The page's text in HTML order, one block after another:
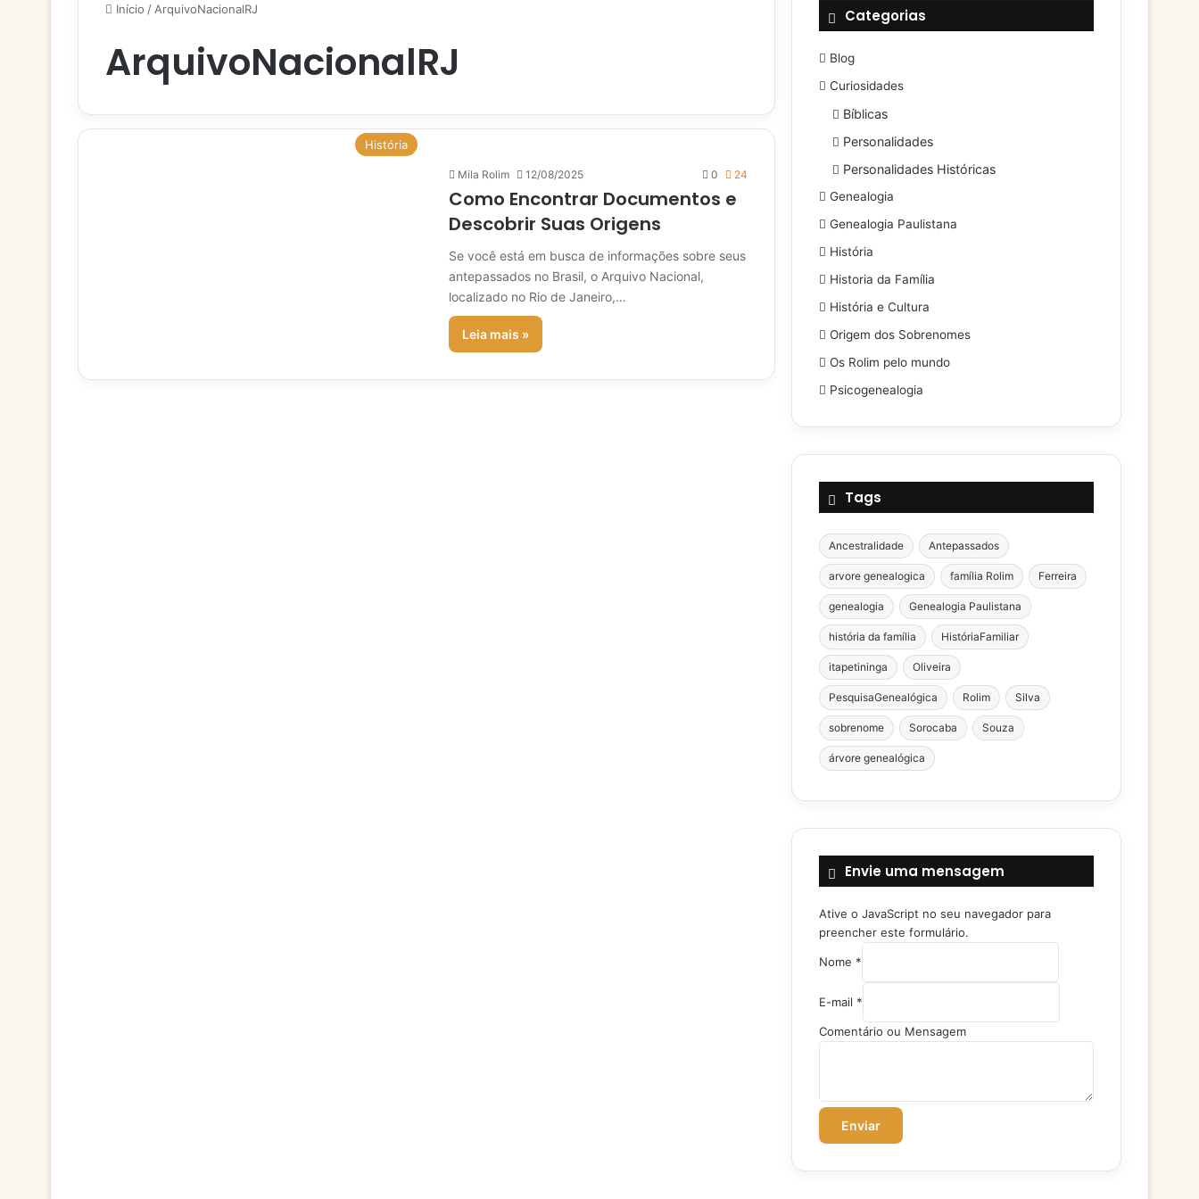
Início / ArquivoNacionalRJ
ArquivoNacionalRJ
História
Mila Rolim 12/08/2025 0 24
Como Encontrar Documentos e
Descobrir Suas Origens
Se você está em busca de informações sobre seus
antepassados no Brasil, o Arquivo Nacional,
localizado no Rio de Janeiro,…
Leia mais »
Categorias
Blog
Curiosidades
Bíblicas
Personalidades
Personalidades Históricas
Genealogia
Genealogia Paulistana
História
Historia da Família
História e Cultura
Origem dos Sobrenomes
Os Rolim pelo mundo
Psicogenealogia
Tags
Ancestralidade Antepassados
arvore genealogica família Rolim Ferreira
genealogia Genealogia Paulistana
história da família HistóriaFamiliar
itapetininga Oliveira
PesquisaGenealógica Rolim Silva
sobrenome Sorocaba Souza
árvore genealógica
Envie uma mensagem
Ative o JavaScript no seu navegador para
preencher este formulário.
Nome *
-
m
a
M
n
E-mail *
Comentário ou Mensagem
Enviar